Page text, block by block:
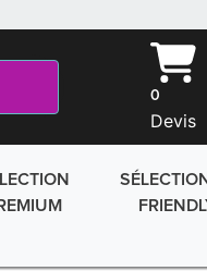
0
Devis